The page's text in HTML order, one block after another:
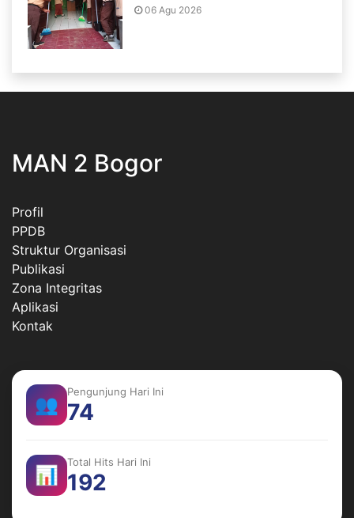
06 Agu 2026
MAN 2 Bogor
Profil
PPDB
Struktur Organisasi
Publikasi
Zona Integritas
Aplikasi
Kontak
👥
Pengunjung Hari Ini
74
📊
Total Hits Hari Ini
192